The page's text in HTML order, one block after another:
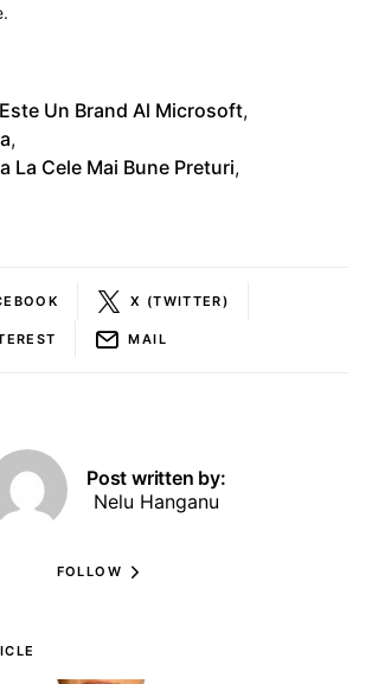
Un Brand Al Microsoft,
,
La Cele Mai Bune Preturi,
X (TWITTER)
MAIL
Post written by:
Nelu Hanganu
FOLLOW